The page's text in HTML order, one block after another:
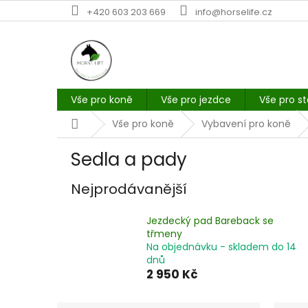
na
+420 603 203 669 info@horselife.cz
Vše pro koně Vše pro jezdce Vše pro
DomůVše pro koně Vybavení pro koně
Sedla a pady
Nejprodávanější
Jezdecký pad Bareback se
třmeny
Na objednávku - skladem do 14
dnů
2 950 Kč